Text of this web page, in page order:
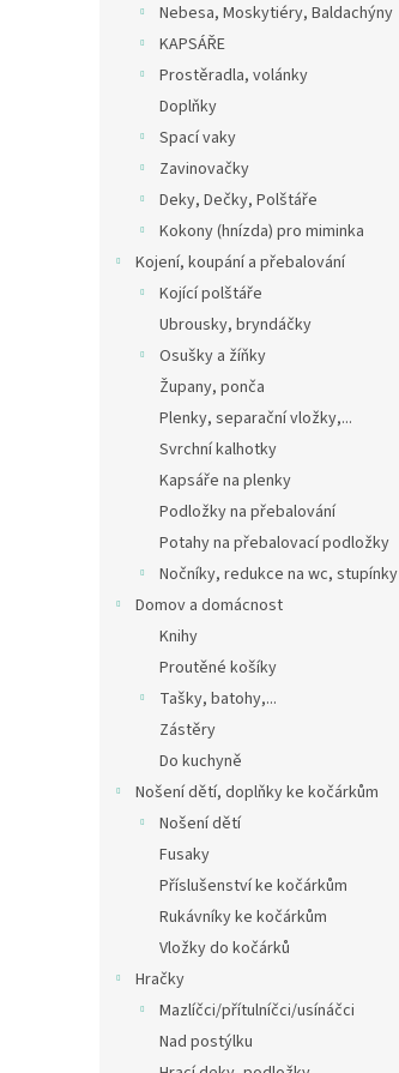
Nebesa, Moskytiéry, Baldachýny
KAPSÁŘE
Prostěradla, volánky
Doplňky
Spací vaky
Zavinovačky
Deky, Dečky, Polštáře
Kokony (hnízda) pro miminka
Kojení, koupání a přebalování
Kojící polštáře
Ubrousky, bryndáčky
Osušky a žíňky
Župany, ponča
Plenky, separační vložky,...
Svrchní kalhotky
Kapsáře na plenky
Podložky na přebalování
Potahy na přebalovací podložky
Nočníky, redukce na wc, stupínky
Domov a domácnost
Knihy
Proutěné košíky
Tašky, batohy,...
Zástěry
Do kuchyně
Nošení dětí, doplňky ke kočárkům
Nošení dětí
Fusaky
Příslušenství ke kočárkům
Rukávníky ke kočárkům
Vložky do kočárků
Hračky
Mazlíčci/přítulníčci/usínáčci
Nad postýlku